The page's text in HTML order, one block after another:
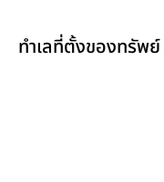
ทำเลที่ตั้งของทรัพย์